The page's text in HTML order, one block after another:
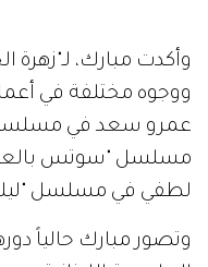
وأكدت مبارك،
ووجوه مختلفة في
عمرو سعد في مسلسل
مسلسل "سوتس
لطفي في مسلسل
وتصور مبارك حالياً